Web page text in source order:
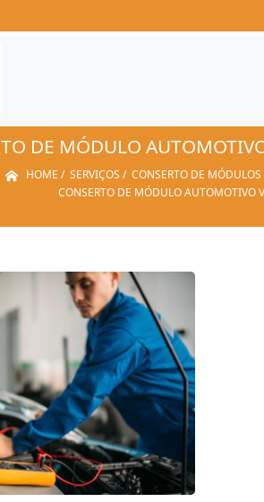
DE MÓDULO
HOME SERVIÇOS CONSERTO DE MÓDULOS
CONSERTO DE MÓDULO AUTOMOTIVO